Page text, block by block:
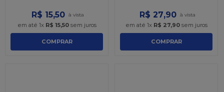
R$ 15,50
em até 1x R$ 15,50sem juros
COMPRAR
R$ 27,90
em até 1x R$ 27,90sem juros
COMPRAR